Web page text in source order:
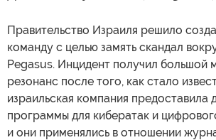
Правительство Израиля решило
команду с целью замять скандал
Pegasus. Инцидент получил большой
резонанс после того, как стало
израильская компания предоставила
программы для кибератак и
и они применялись в отношении